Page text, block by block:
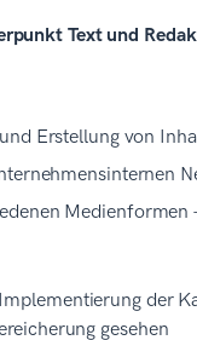
Text und
Erstellung von
Medienformen
der
gesehen